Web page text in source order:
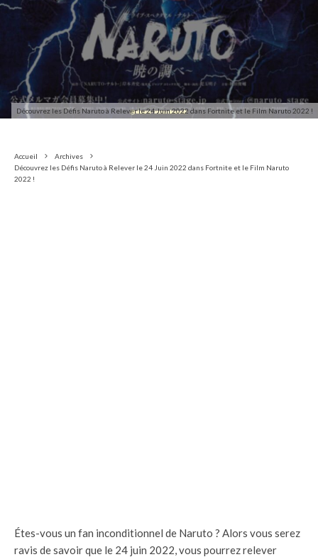
Découvrez les Défis Naruto à Relever le 24 Juin 2022 dans Fortnite et le Film Naruto 2022 !
Accueil
Archives
Découvrez les Défis Naruto à Relever le 24 Juin 2022 dans Fortnite et le Film Naruto
2022 !
Étes-vous un fan inconditionnel de Naruto ? Alors vous serez
ravis de savoir que le 24 juin 2022, vous pourrez relever